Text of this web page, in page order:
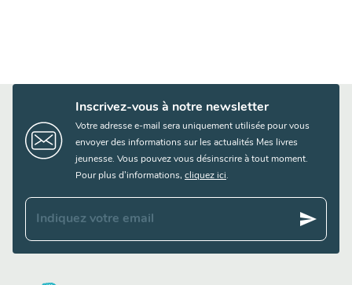
Inscrivez-vous à notre newsletter
Votre adresse e-mail sera uniquement utilisée pour vous
envoyer des informations sur les actualités Mes livres
jeunesse. Vous pouvez vous désinscrire à tout moment.
Pour plus d’informations, cliquez ici.
Indiquez votre email send